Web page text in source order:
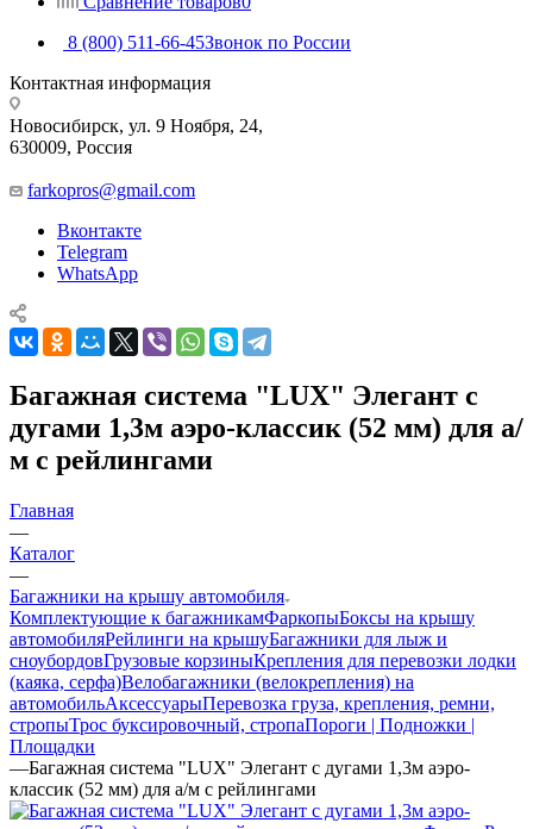
8 (800) 511-66-45Звонок по России
Контактная информация
Новосибирск, ул. 9 Ноября, 24,
630009, Россия
farkopros@gmail.com
Вконтакте
Telegram
WhatsApp
Багажная система "LUX" Элегант с
дугами 1,3м аэро-классик (52 мм) для а/
м с рейлингами
Главная
—
Каталог
—
Багажники на крышу автомобиля
Комплектующие к багажникамФаркопыБоксы на крышу
автомобиляРейлинги на крышуБагажники для лыж и
сноубордовГрузовые корзиныКрепления для перевозки лодки
(каяка, серфа)Велобагажники (велокрепления) на
автомобильАксессуарыПеревозка груза, крепления, ремни,
стропыТрос буксировочный, стропаПороги | Подножки |
Площадки
—Багажная система "LUX" Элегант с дугами 1,3м аэро-
классик (52 мм) для а/м с рейлингами